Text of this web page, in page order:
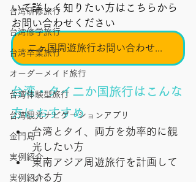
台湾研修旅行
台湾修学旅行
台湾卒業旅行
オーダーメイド旅行
台湾体験型旅行
台湾観光ナビゲーションアプリ
金門島
実例紹介
実例紹介
いて詳しく知りたい方はこちらから
お問い合わせください
二ヶ国周遊旅行お問い合わせ・見積もり
台湾・タイ二か国旅行はこんな
方におすすめ
台湾とタイ、両方を効率的に観
光したい方
東南アジア周遊旅行を計画して
いる方